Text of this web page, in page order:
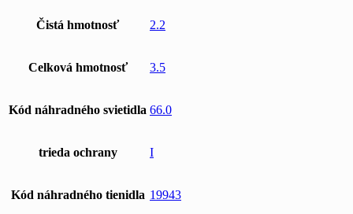
Čistá hmotnosť 2.2
Celková hmotnosť 3.5
Kód náhradného svietidla 66.0
trieda ochrany I
Kód náhradného tienidla 19943